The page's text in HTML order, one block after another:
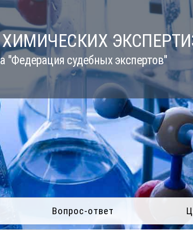
"Федерация судебных экспертов"
Вопрос-ответ